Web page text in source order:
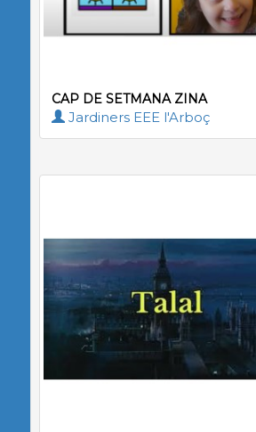
CAP DE SETMANA ZINA
Jardiners EEE l'Arboç